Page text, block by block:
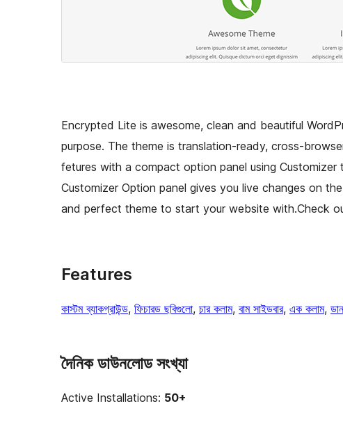
Encrypted Lite is awesome, clean and beautiful
purpose. The theme is translation-ready, cross-
fetures with a compact option panel using
Customizer Option panel gives you live changes on
and perfect theme to start your website with.Check
Features
কাস্টম ব্যাকগ্রাউন্ড, ফিচারড ছবিগুলো, চার কলাম, বাম সাইডবার, এক কলাম,
দৈনিক ডাউনলোড সংখ্যা
Active Installations: 50+